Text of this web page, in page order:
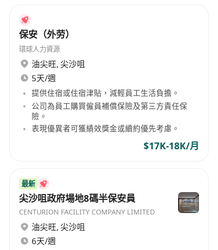
保安（外劳）
環球人力資源
油尖旺, 尖沙咀
5天/週
提供住宿或住宿津貼，減輕員工生活負擔。
公司為員工購買僱員補償保險及第三方責任保
險。
表現優異者可獲績效獎金或續約優先考慮。
$17K-18K/月
最新
尖沙咀政府場地8碼半保安員
CENTURION FACILITY COMPANY LIMITED
油尖旺, 尖沙咀
6天/週